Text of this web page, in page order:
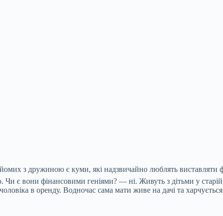
з дружиною є куми, які надзвичайно люблять виставляти
Чи є вони фінансовими геніями? — ні. Живуть з дітьми у
в оренду. Водночас сама мати живе на дачі та